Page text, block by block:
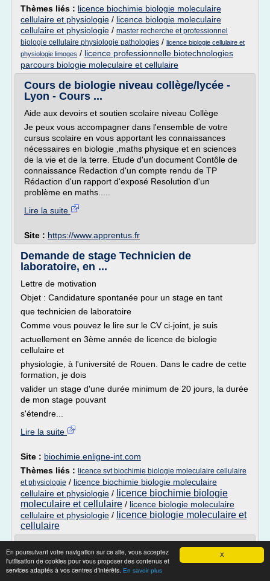
X
En poursuivant votre navigation sur ce site, vous acceptez
l'utilisation de cookies pour vous proposer des contenus et
services adaptés à vos centres d'intérêts. En savoir plus
Thèmes liés : licence biochimie biologie moleculaire
cellulaire et physiologie / licence biologie moleculaire
cellulaire et physiologie / master recherche et professionnel
biologie cellulaire physiologie pathologies / licence biologie cellulaire et
physiologie limoges / licence professionnelle biotechnologies
parcours biologie moleculaire et cellulaire
Cours de biologie niveau collège/lycée -
Lyon - Cours ...
Aide aux devoirs et soutien scolaire niveau Collège
Je peux vous accompagner dans l'ensemble de votre
cursus scolaire en vous apportant les connaissances
nécessaires en biologie ,maths physique et en sciences
de la vie et de la terre. Etude d'un document Contôle de
connaissance Redaction d'un compte rendu de TP
Rédaction d'un rapport d'exposé Resolution d'un
problème en maths.....
Lire la suite
Site : https://www.apprentus.fr
Demande de stage Technicien de
laboratoire, en ...
Lettre de motivation
Objet : Candidature spontanée pour un stage en tant
que technicien de laboratoire
Comme vous pouvez le lire sur le CV ci-joint, je suis
actuellement en 3ème année de licence de biologie
cellulaire et
physiologie, à l'université de Rouen. Dans le cadre de cette
formation, je dois
valider un stage d'une durée minimum de 20 jours, la durée
de mon stage pouvant
s'étendre...
Lire la suite
Site : biochimie.enligne-int.com
Thèmes liés : licence svt biochimie biologie moleculaire cellulaire
et physiologie / licence biochimie biologie moleculaire
cellulaire et physiologie / licence biochimie biologie
moleculaire et cellulaire / licence biologie moleculaire
cellulaire et physiologie / licence biologie moleculaire et
cellulaire
Licence Biologie | Université Blaise
Pascal, Clermont-Ferrand
Biologie des Organismes, des Populations et des